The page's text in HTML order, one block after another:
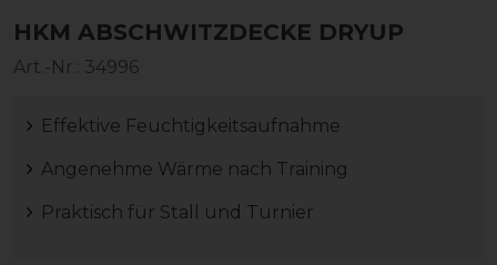
HKM ABSCHWITZDECKE DRYUP
Art.-Nr.: 34996
Effektive Feuchtigkeitsaufnahme
Angenehme Wärme nach Training
Praktisch für Stall und Turnier